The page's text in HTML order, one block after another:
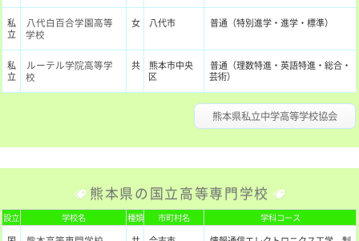
私
立
八代白百合学園高等
学校
女 八代市 普通（特別進学・進学・標準）
私
立
ルーテル学院高等学
校
共
熊本市中央
区
普通（理数特進・英語特進・総合・
芸術）
熊本県私立中学高等学校協会
熊本県の国立高等専門学校
設立 学校名 種類 市町村名 学科コース